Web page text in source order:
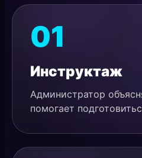
01
Инструктаж
Администратор
помогает